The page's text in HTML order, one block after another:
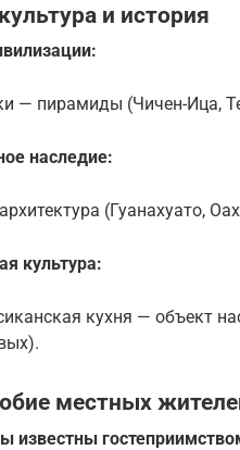
и история
— пирамиды (Чичен-Ица,
наследие:
(Гуанахуато,
культура:
кухня — объект
местных
известны